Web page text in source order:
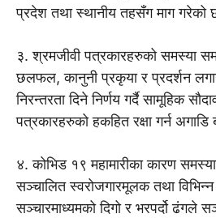
प्रदेश तथा स्थानीय तहसँग माग गरेको
३. श्रमजीवी पत्रकारहरुको समस्या
छलफल, कानुनी प्रकृया र प्रदर्शन
निरन्तरता दिने निर्णय गर्दै सामूहिक
पत्रकारहरुको हकहित रक्षा गर्न
४. कोभिड १९ महामारीका कारण
सञ्चालित स्वरोजगारमूलक तथा विभिन्न
सञ्चारमाध्यमको दिगो र भरपर्दो ढंगले